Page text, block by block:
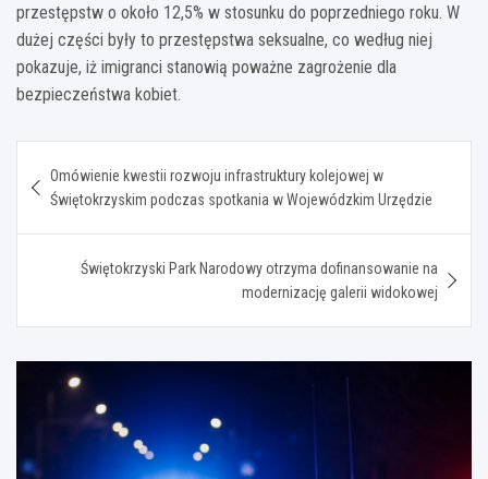
przestępstw o około 12,5% w stosunku do poprzedniego roku. W
dużej części były to przestępstwa seksualne, co według niej
pokazuje, iż imigranci stanowią poważne zagrożenie dla
bezpieczeństwa kobiet.
wpisu
Omówienie kwestii rozwoju infrastruktury kolejowej w
Świętokrzyskim podczas spotkania w Wojewódzkim Urzędzie
Świętokrzyski Park Narodowy otrzyma dofinansowanie na
modernizację galerii widokowej